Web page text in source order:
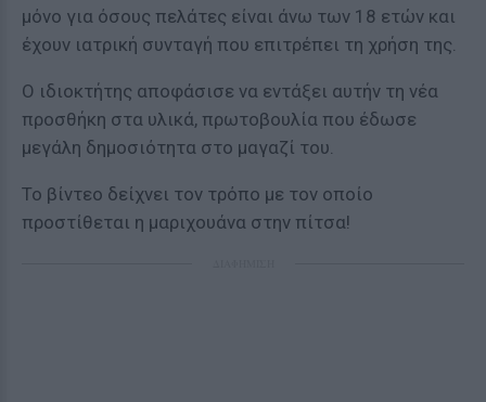
μόνο για όσους πελάτες είναι άνω των 18 ετών και
έχουν ιατρική συνταγή που επιτρέπει τη χρήση της.
Ο ιδιοκτήτης αποφάσισε να εντάξει αυτήν τη νέα
προσθήκη στα υλικά, πρωτοβουλία που έδωσε
μεγάλη δημοσιότητα στο μαγαζί του.
Το βίντεο δείχνει τον τρόπο με τον οποίο
προστίθεται η μαριχουάνα στην πίτσα!